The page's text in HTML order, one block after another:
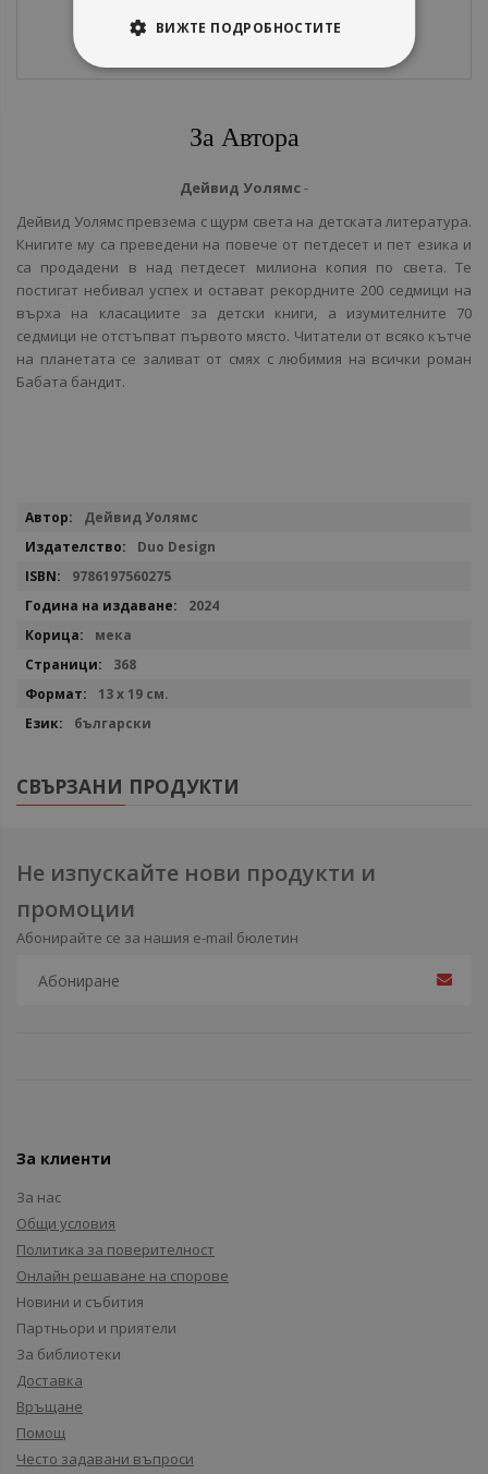
За Автора
Дейвид Уолямс-
Дейвид Уолямс превзема с щурм света на детската литература.
Книгите му са преведени на повече от петдесет и пет езика и
са продадени в над петдесет милиона копия по света. Те
постигат небивал успех и остават рекордните 200 седмици на
върха на класациите за детски книги, а изумителните 70
седмици не отстъпват първото място. Читатели от всяко кътче
на планетата се заливат от смях с любимия на всички роман
Бабата бандит.
Повече
Дейвид Уолямс
Duo Design
9786197560275
2024
мека
368
13 х 19 см.
български
СВЪРЗАНИ ПРОДУКТИ
Не изпускайте нови продукти и
промоции
Абонирайте се за нашия e-mail бюлетин
За клиенти
За нас
Общи условия
Политика за поверителност
Онлайн решаване на спорове
Новини и събития
Партньори и приятели
За библиотеки
Доставка
Връщане
Помощ
Често задавани въпроси
ВИЖТЕ ПОДРОБНОСТИТЕ